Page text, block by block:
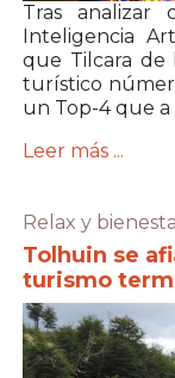
Tras analizar
Inteligencia
que Tilcara de
turístico
un Top-4 que
Leer más ...
Relax y
Tolhuin se
turismo